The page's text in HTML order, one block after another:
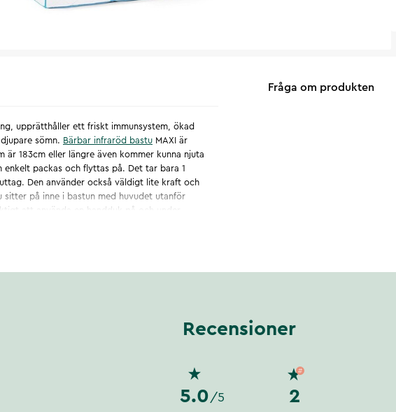
upprätthåller ett friskt immunsystem, ökad
sömn. Bärbar infraröd bastu MAXI är
183cm eller längre även kommer kunna njuta
enkelt packas och flyttas på. Det tar bara 1
Den använder också väldigt lite kraft och
sitter på inne i bastun med huvudet utanför
att använda en handduk på och under
men du kan ta längre tid och oftare
Fråga om produkten
Recensioner
5.0 /5 2